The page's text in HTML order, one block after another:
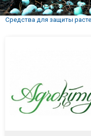
Средства для защиты